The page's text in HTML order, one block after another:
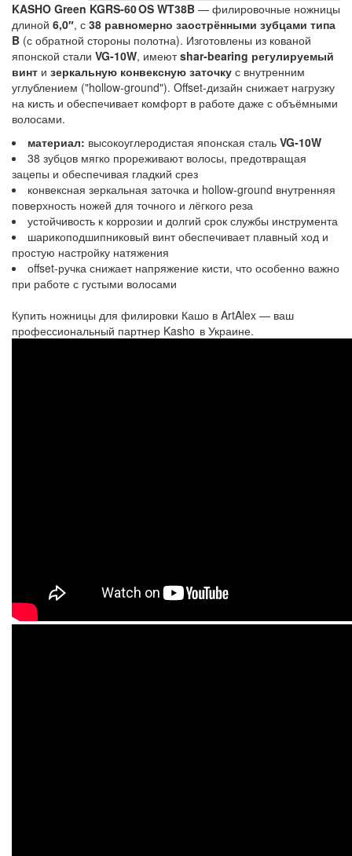
KASHO Green KGRS‑60 OS WT38B — филировочные ножницы
длиной 6,0″, с 38 равномерно заострёнными зубцами типа
B (с обратной стороны полотна). Изготовлены из кованой
японской стали VG‑10W, имеютshar-bearing регулируемый
винт и зеркальную конвексную заточку с внутренним
углублением ("hollow-ground"). Offset-дизайн снижает нагрузку
на кисть и обеспечивает комфорт в работе даже с объёмными
волосами.
материал: высокоуглеродистая японская сталь VG‑10W
38 зубцов мягко прореживают волосы, предотвращая
зацепы и обеспечивая гладкий срез
конвексная зеркальная заточка и hollow-ground внутренняя
поверхность ножей для точного и лёгкого реза
устойчивость к коррозии и долгий срок службы инструмента
шарикоподшипниковый винт обеспечивает плавный ход и
простую настройку натяжения
оffset-ручка снижает напряжение кисти, что особенно важно
при работе с густыми волосами
Купить ножницы для филировки Кашо в ArtAlex — ваш
профессиональный партнер Kasho в Украине.